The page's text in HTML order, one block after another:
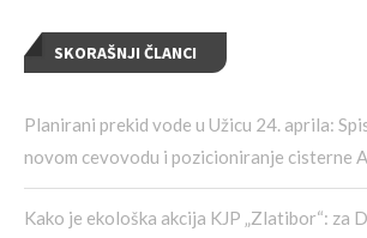
SKORAŠNJI ČLANCI
Planirani prekid vode u Užicu 24. aprila:
novom cevovodu i pozicioniranje cisterne
Kako je ekološka akcija KJP „Zlatibor“: za